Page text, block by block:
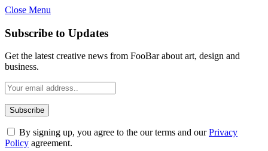
Close Menu
Subscribe to Updates
Get the latest creative news from FooBar about art, design and
business.
By signing up, you agree to the our terms and ourPrivacy
Policy agreement.